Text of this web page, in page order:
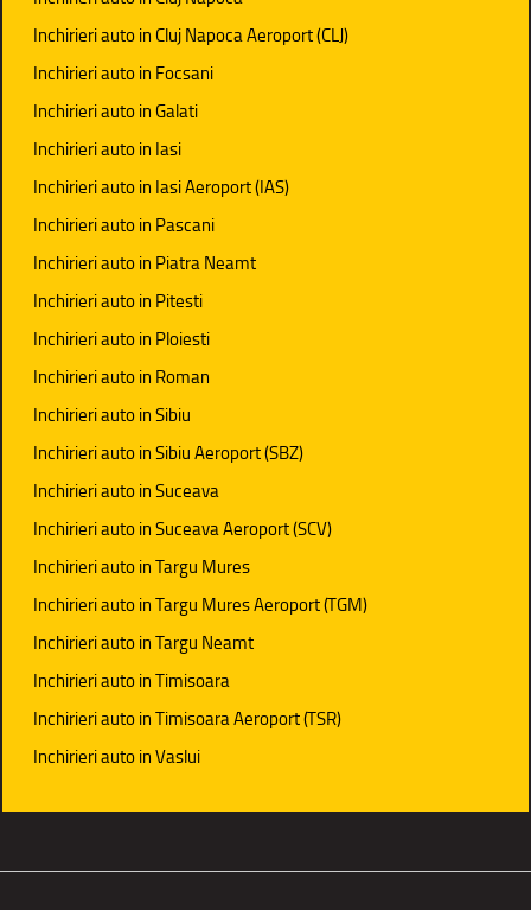
Inchirieri auto in Cluj Napoca Aeroport (CLJ)
Inchirieri auto in Focsani
Inchirieri auto in Galati
Inchirieri auto in Iasi
Inchirieri auto in Iasi Aeroport (IAS)
Inchirieri auto in Pascani
Inchirieri auto in Piatra Neamt
Inchirieri auto in Pitesti
Inchirieri auto in Ploiesti
Inchirieri auto in Roman
Inchirieri auto in Sibiu
Inchirieri auto in Sibiu Aeroport (SBZ)
Inchirieri auto in Suceava
Inchirieri auto in Suceava Aeroport (SCV)
Inchirieri auto in Targu Mures
Inchirieri auto in Targu Mures Aeroport (TGM)
Inchirieri auto in Targu Neamt
Inchirieri auto in Timisoara
Inchirieri auto in Timisoara Aeroport (TSR)
Inchirieri auto in Vaslui